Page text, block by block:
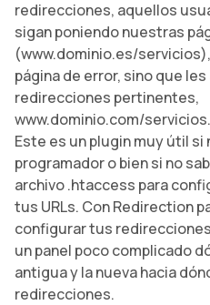
redirecciones, aquellos
sigan poniendo nuestras
(www.dominio.es/
página de error, sino que
redirecciones pertinentes,
www.dominio.com/servicios.
Este es un plugin muy útil
programador o bien si no
archivo .htaccess para
tus URLs. Con Redirection
configurar tus
un panel poco complicado
antigua y la nueva hacia
redirecciones.